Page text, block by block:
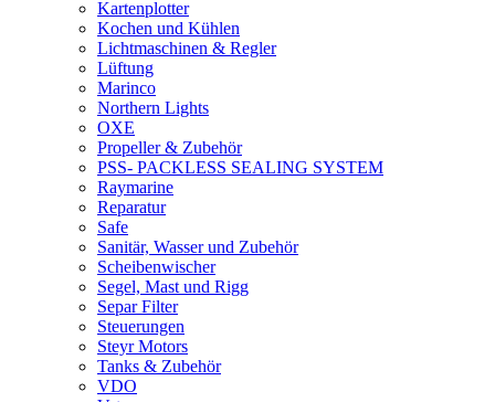
Kartenplotter
Kochen und Kühlen
Lichtmaschinen & Regler
Lüftung
Marinco
Northern Lights
OXE
Propeller & Zubehör
PSS- PACKLESS SEALING SYSTEM
Raymarine
Reparatur
Safe
Sanitär, Wasser und Zubehör
Scheibenwischer
Segel, Mast und Rigg
Separ Filter
Steuerungen
Steyr Motors
Tanks & Zubehör
VDO